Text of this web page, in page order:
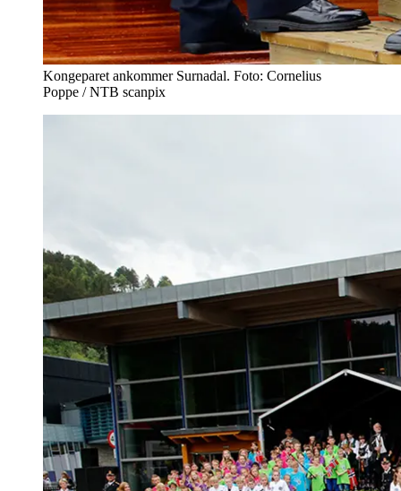
Kongeparet ankommer Surnadal. Foto: Cornelius
Poppe / NTB scanpix